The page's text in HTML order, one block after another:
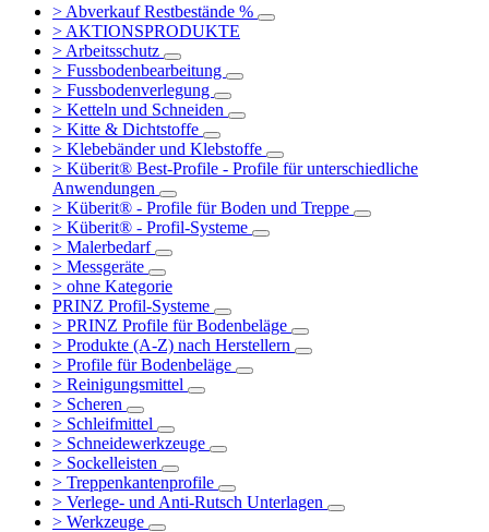
> Abverkauf Restbestände %
> AKTIONSPRODUKTE
> Arbeitsschutz
> Fussbodenbearbeitung
> Fussbodenverlegung
> Ketteln und Schneiden
> Kitte & Dichtstoffe
> Klebebänder und Klebstoffe
> Küberit® Best-Profile - Profile für unterschiedliche
Anwendungen
> Küberit® - Profile für Boden und Treppe
> Küberit® - Profil-Systeme
> Malerbedarf
> Messgeräte
> ohne Kategorie
PRINZ Profil-Systeme
> PRINZ Profile für Bodenbeläge
> Produkte (A-Z) nach Herstellern
> Profile für Bodenbeläge
> Reinigungsmittel
> Scheren
> Schleifmittel
> Schneidewerkzeuge
> Sockelleisten
> Treppenkantenprofile
> Verlege- und Anti-Rutsch Unterlagen
> Werkzeuge